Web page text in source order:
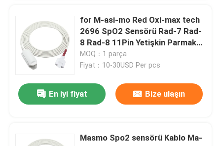
EKG Kablosu
EKG Kurşun Telleri
EKG Elektrot Konnektörü
for M-asi-mo Red Oxi-max tech
2696 SpO2 Sensörü Rad-7 Rad-
8 Rad-8 11Pin Yetişkin Parmak
Klipsi SpO2 Probu
MOQ：1 parça
Fiyat：10-30USD Per pcs
En iyi fiyat Bize ulaşın
Masmo Spo2 sensörü Kablo Ma-